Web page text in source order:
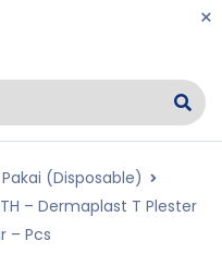
(Disposable)
– Dermaplast T Plester
– Pcs